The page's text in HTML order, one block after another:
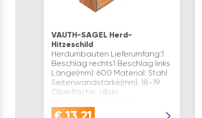
VAUTH-SAGEL Herd-
Hitzeschild
Herdumbauten Lieferumfang:1
Beschlag rechts1 Beschlag links
Länge(mm): 600 Material: Stahl
Seitenwandstärke(mm): 18-19
Oberfläche: silber